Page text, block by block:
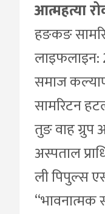
आत्महत्या
हङकङ
समाज
सामरिटन
तुङ वाह
अस्पताल
ली पिपुल्स
“भावनात्मक